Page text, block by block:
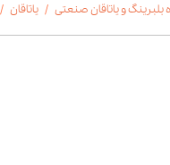
و یاتاقان صنعتی یاتاقان